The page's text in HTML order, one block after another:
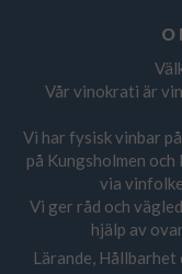
Vår vinokrati är
Vi har fysisk vinbar
på Kungsholmen
via
Vi ger råd och
hjälp av
Lärande,